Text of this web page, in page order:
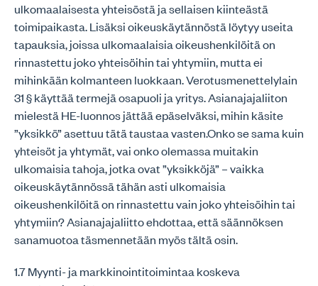
ulkomaalaisesta yhteisöstä ja sellaisen kiinteästä
toimipaikasta. Lisäksi oikeuskäytännöstä löytyy useita
tapauksia, joissa ulkomaalaisia oikeushenkilöitä on
rinnastettu joko yhteisöihin tai yhtymiin, mutta ei
mihinkään kolmanteen luokkaan. Verotusmenettelylain
31 § käyttää termejä osapuoli ja yritys. Asianajajaliiton
mielestä HE-luonnos jättää epäselväksi, mihin käsite
”yksikkö” asettuu tätä taustaa vasten.Onko se sama kuin
yhteisöt ja yhtymät, vai onko olemassa muitakin
ulkomaisia tahoja, jotka ovat ”yksikköjä” – vaikka
oikeuskäytännössä tähän asti ulkomaisia
oikeushenkilöitä on rinnastettu vain joko yhteisöihin tai
yhtymiin? Asianajajaliitto ehdottaa, että säännöksen
sanamuotoa täsmennetään myös tältä osin.
1.7 Myynti- ja markkinointitoimintaa koskeva